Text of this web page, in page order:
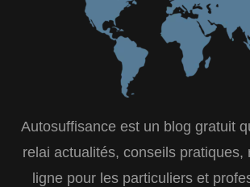
Autosuffisance est un blog gratuit
relai actualités, conseils pratiques,
ligne pour les particuliers et